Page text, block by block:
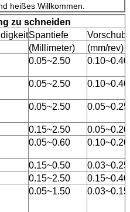
heißes Willkommen.
zu schneiden
Spantiefe
(Millimeter)
(mm/rev)
0.05~2.50 0.10~0.40
0.05~2.50 0.10~0.40
0.05~2.50 0.05~0.25
0.15~2.50
0.05~0.20
0.05~0.60 0.10~0.20
0.15~0.50
0.03~0.25
0.15~2.50
0.15~0.40
0.05~1.50 0.03~0.15